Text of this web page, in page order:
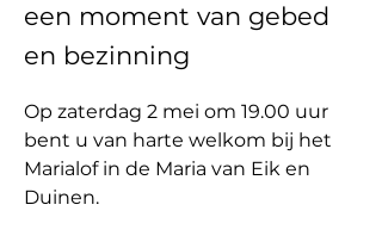
een moment van gebed
en bezinning
Op zaterdag 2 mei om 19.00 uur
bent u van harte welkom bij het
Marialof in de Maria van Eik en
Duinen.